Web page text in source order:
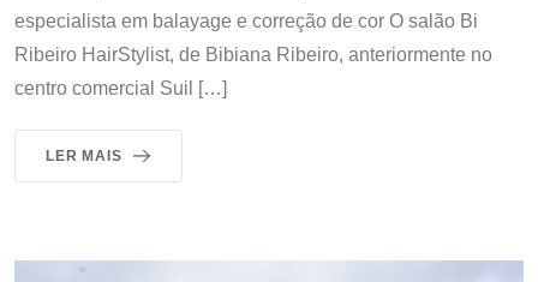
especialista em balayage e correção de cor O salão Bi
Ribeiro HairStylist, de Bibiana Ribeiro, anteriormente no
centro comercial Suil […]
LER MAIS